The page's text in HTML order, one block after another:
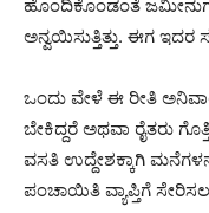
ಹೊಂದಿಕೊಂಡಂತೆ
ಅನ್ವಯಿಸುತ್ತಿತ್ತು. ಈಗ
ಒಂದು ವೇಳೆ ಈ ರೀತಿ
ಬೇಕಿದ್ದರೆ ಅಥವಾ ರೈತರು
ವಸತಿ ಉದ್ದೇಶಕ್ಕಾಗಿ
ಪಂಚಾಯಿತಿ ವ್ಯಾಪ್ತಿಗೆ